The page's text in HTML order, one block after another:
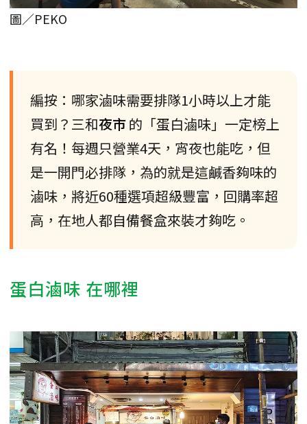
圖／PEKO
編按：哪家滷味需要排隊1小時以上才能
買到？三和夜市的「蛋白滷味」一定榜上
有名！每週只營業4天，宵夜也能吃，但
是一開門必排隊，為的就是這鹹香夠味的
滷味，將近60種選項超級豐富，回購率超
高，在地人都自備餐盒來裝才夠吃。
蛋白滷味 在哪裡